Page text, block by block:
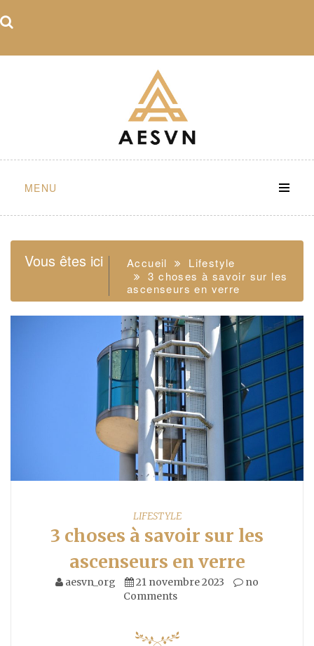
to
MENU
Vous êtes ici Accueil
Lifestyle
3 choses à savoir sur les
ascenseurs en verre
LIFESTYLE
3 choses à savoir sur les
ascenseurs en verre
aesvn_org 21 novembre 2023
no
Comments